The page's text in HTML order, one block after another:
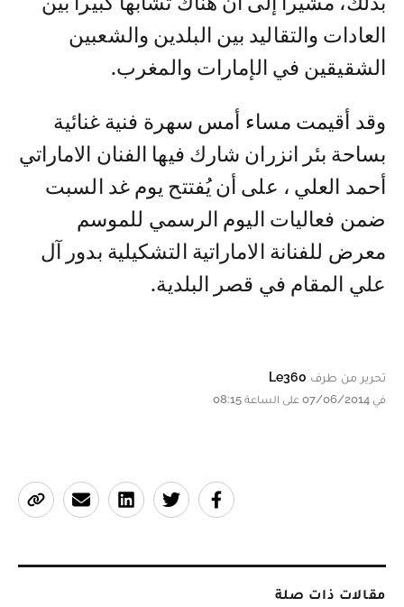
العادات والتقاليد بين البلدين والشعبين
الشقيقين في الإمارات والمغرب.
وقد أقيمت مساء أمس سهرة فنية غنائية
بساحة بئر انزران شارك فيها الفنان الاماراتي
أحمد العلي ، على أن يُفتتح يوم غد السبت
ضمن فعاليات اليوم الرسمي للموسم
معرض للفنانة الاماراتية التشكيلية بدور آل
علي المقام في قصر البلدية.
تحرير من طرف Le360
في 07/06/2014 على الساعة 08:15
مقالات ذات صلة